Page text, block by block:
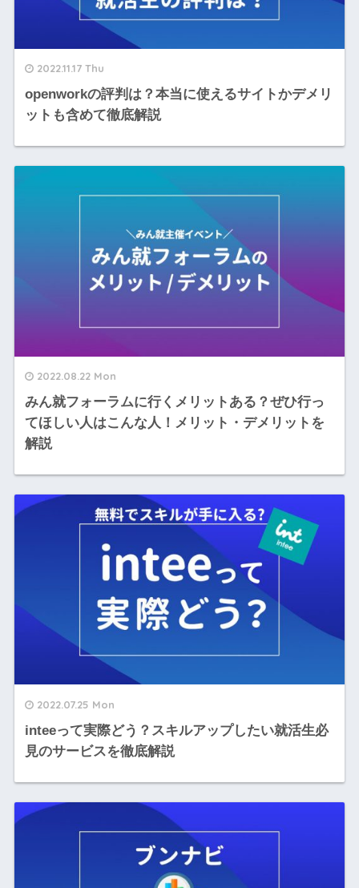
2022.11.17 Thu
openworkの評判は？本当に使えるサイトかデメリ
ットも含めて徹底解説
2022.08.22 Mon
みん就フォーラムに行くメリットある？ぜひ行っ
てほしい人はこんな人！メリット・デメリットを
解説
2022.07.25 Mon
inteeって実際どう？スキルアップしたい就活生必
見のサービスを徹底解説